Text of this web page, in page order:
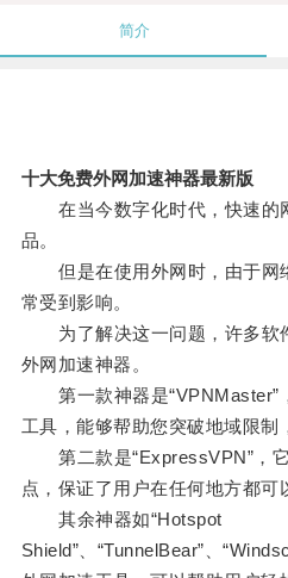
简介
十大免费外网加速神器最新版
在当今数字化时代，快速的
品。
但是在使用外网时，由于网
常受到影响。
为了解决这一问题，许多软
外网加速神器。
第一款神器是“VPNMaster”
工具，能够帮助您突破地域限制
第二款是“ExpressVPN”，它
点，保证了用户在任何地方都可
其余神器如“Hotspot
Shield”、“TunnelBear”、